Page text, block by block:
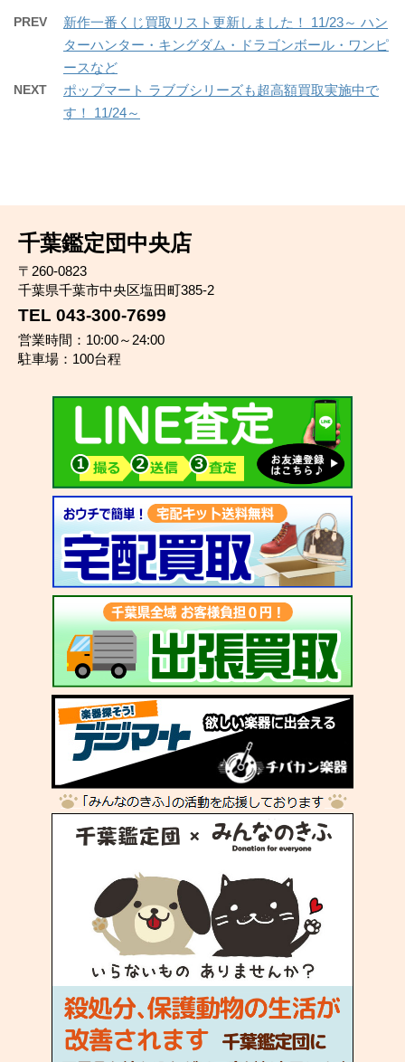
PREV
新作一番くじ買取リスト更新しました！ 11/23～ ハン
ターハンター・キングダム・ドラゴンボール・ワンピ
ースなど
NEXT
ポップマート ラブブシリーズも超高額買取実施中で
す！ 11/24～
千葉鑑定団中央店
〒260-0823
千葉県千葉市中央区塩田町385-2
TEL 043-300-7699
営業時間：10:00～24:00
駐車場：100台程